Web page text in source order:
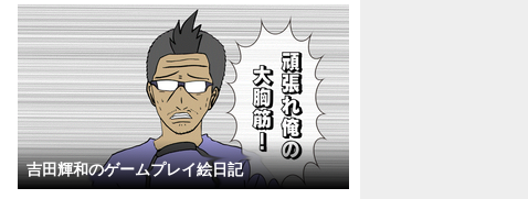
吉田輝和のゲームプレイ絵日記